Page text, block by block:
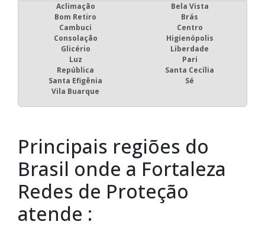
Aclimação
Bela Vista
Bom Retiro
Brás
Cambuci
Centro
Consolação
Higienópolis
Glicério
Liberdade
Luz
Pari
República
Santa Cecília
Santa Efigênia
Sé
Vila Buarque
Principais regiões do
Brasil onde a Fortaleza
Redes de Proteção
atende :